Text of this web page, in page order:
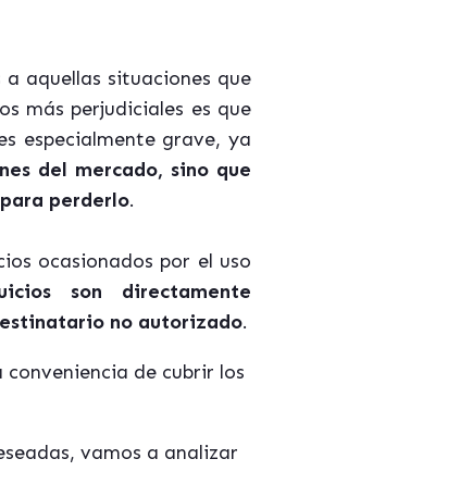
aquellas situaciones que
más perjudiciales es que
especialmente grave, ya
del mercado, sino que
perderlo.
ocasionados por el uso
son directamente
no autorizado.
de cubrir los
vamos a analizar